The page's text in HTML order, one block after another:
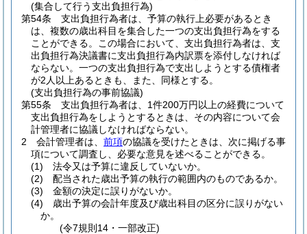
(集合して行う支出負担行為)
第54条
支出負担行為者は、予算の執行上必要があるとき
は、複数の歳出科目を集合した一つの支出負担行為をする
ことができる。
この場合において、支出負担行為者は、支
出負担行為決議書に支出負担行為内訳票を添付しなければ
ならない。 一つの支出負担行為で支出しようとする債権者
が2人以上あるときも、また、同様とする。
(支出負担行為の事前協議)
第55条
支出負担行為者は、1件200万円以上の経費について
支出負担行為をしようとするときは、その内容について会
計管理者に協議しなければならない。
2
会計管理者は、 前項の協議を受けたときは、次に掲げる事
項について調査し、必要な意見を述べることができる。
(1)
法令又は予算に違反していないか。
(2)
配当された歳出予算の執行の範囲内のものであるか。
(3)
金額の決定に誤りがないか。
(4)
歳出予算の会計年度及び歳出科目の区分に誤りがない
か。
(令7規則14・一部改正)